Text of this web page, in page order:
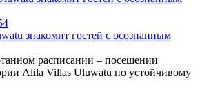
знакомит гостей с осознанным
расписании – посещении
Alila Villas Uluwatu по устойчивому